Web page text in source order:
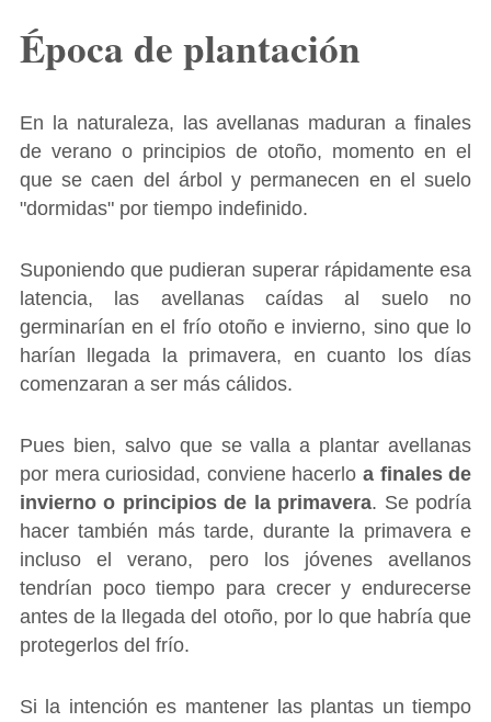
Época de plantación
En la naturaleza, las avellanas maduran a finales
de verano o principios de otoño, momento en el
que se caen del árbol y permanecen en el suelo
"dormidas" por tiempo indefinido.
Suponiendo que pudieran superar rápidamente esa
latencia, las avellanas caídas al suelo no
germinarían en el frío otoño e invierno, sino que lo
harían llegada la primavera, en cuanto los días
comenzaran a ser más cálidos.
Pues bien, salvo que se valla a plantar avellanas
por mera curiosidad, conviene hacerlo a finales de
invierno o principios de la primavera. Se podría
hacer también más tarde, durante la primavera e
incluso el verano, pero los jóvenes avellanos
tendrían poco tiempo para crecer y endurecerse
antes de la llegada del otoño, por lo que habría que
protegerlos del frío.
Si la intención es mantener las plantas un tiempo